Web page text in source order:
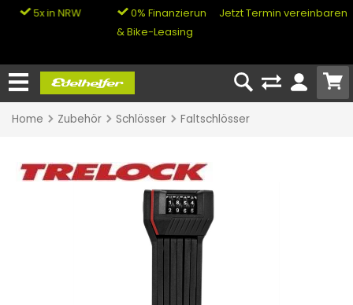
5x in NRW
0% Finanzierung
& Bike-Leasing
Jetzt Termin vereinbaren
Home Zubehör Schlösser Faltschlösser